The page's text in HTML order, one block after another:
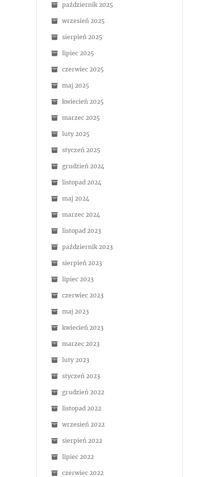
październik 2025
wrzesień 2025
sierpień 2025
lipiec 2025
czerwiec 2025
maj 2025
kwiecień 2025
marzec 2025
luty 2025
styczeń 2025
grudzień 2024
listopad 2024
maj 2024
marzec 2024
listopad 2023
październik 2023
sierpień 2023
lipiec 2023
czerwiec 2023
maj 2023
kwiecień 2023
marzec 2023
luty 2023
styczeń 2023
grudzień 2022
listopad 2022
wrzesień 2022
sierpień 2022
lipiec 2022
czerwiec 2022